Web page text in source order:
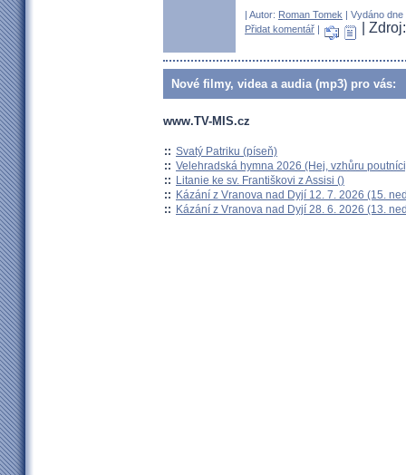
| Autor: Roman Tomek | Vydáno
Přidat komentář | |
Nové filmy, videa a audia (mp3) pro vás:
www.TV-MIS.cz
:: Svatý Patriku (píseň)
:: Velehradská hymna 2026 (Hej, vzhůru
:: Litanie ke sv. Františkovi z Assisi ()
:: Kázání z Vranova nad Dyjí 12. 7. 2026 (15.
:: Kázání z Vranova nad Dyjí 28. 6. 2026 (13.